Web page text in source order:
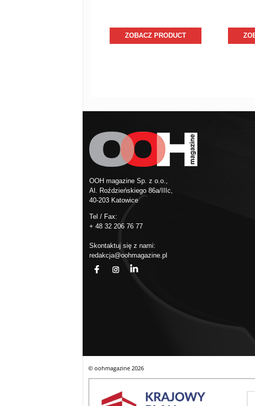
ZOBACZ PRODUCT
OOH magazine Sp. z o.o.,
Al. Roździeńskiego 86a/IIIc,
40-203 Katowice
Tel / Fax:
+ 48 32 206 76 77
Skontaktuj się z nami:
redakcja@oohmagazine.pl
© oohmagazine2026